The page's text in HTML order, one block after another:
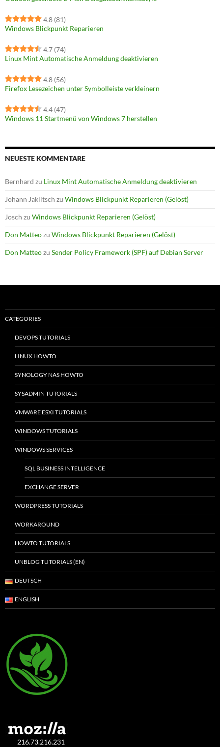
4.8 (81)
Windows Blickpunkt Reparieren
4.7 (74)
Linux Mint Automatische Anmeldung deaktivieren
4.8 (56)
Firefox Lesezeichen unter Symbolleiste verkleinern
4.4 (47)
Windows 11 Startmenü von Windows 7 herstellen
NEUESTE KOMMENTARE
Bernhard zu Linux Mint Automatische Anmeldung deaktivieren
Johann Jaklitsch zu Windows Blickpunkt Reparieren (Gelöst)
Josch zu Windows Blickpunkt Reparieren (Gelöst)
Don Matteozu Windows Blickpunkt Reparieren (Gelöst)
Don Matteozu Sender Policy Framework (SPF) auf Debian Server
CATEGORIES
DEVOPS TUTORIALS
LINUX HOWTO
SYNOLOGY NAS HOWTO
SYSADMIN TUTORIALS
VMWARE ESXI TUTORIALS
WINDOWS TUTORIALS
WINDOWS SERVICES
SQL BUSINESS INTELLIGENCE
EXCHANGE SERVER
WORDPRESS TUTORIALS
WORKAROUND
HOWTO TUTORIALS
UNBLOG TUTORIALS (EN)
DEUTSCH
ENGLISH
216.73.216.231